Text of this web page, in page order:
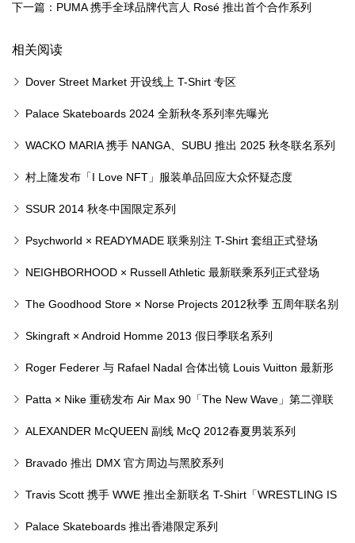
彩夹克
下一篇：PUMA 携手全球品牌代言人 Rosé 推出首个合作系列
相关阅读
Dover Street Market 开设线上 T-Shirt 专区
Palace Skateboards 2024 全新秋冬系列率先曝光
WACKO MARIA 携手 NANGA、SUBU 推出 2025 秋冬联名系列
村上隆发布「I Love NFT」服装单品回应大众怀疑态度
SSUR 2014 秋冬中国限定系列
Psychworld × READYMADE 联乘别注 T-Shirt 套组正式登场
NEIGHBORHOOD × Russell Athletic 最新联乘系列正式登场
The Goodhood Store × Norse Projects 2012秋季 五周年联名别
注系列
Skingraft × Android Homme 2013 假日季联名系列
Roger Federer 与 Rafael Nadal 合体出镜 Louis Vuitton 最新形
象大片
Patta × Nike 重磅发布 Air Max 90「The New Wave」第二弹联
名鞋款
ALEXANDER McQUEEN 副线 McQ 2012春夏男装系列
Bravado 推出 DMX 官方周边与黑胶系列
Travis Scott 携手 WWE 推出全新联名 T-Shirt「WRESTLING IS
REAL」
Palace Skateboards 推出香港限定系列